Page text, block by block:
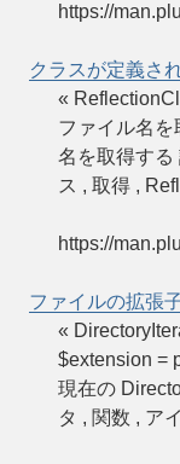
https://
クラスが定義さ
«
ファイル名
名を取得する
ス , 取得 ,
https://
ファイルの拡張
«
$extension =
現在の
タ , 関数 , ア